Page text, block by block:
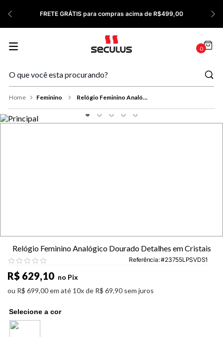
FRETE GRÁTIS para compras acima de R$499,00
0
Feminino Relógio Feminino Analógico Dourado Detalhes em Cristais
Relógio Feminino Analógico Dourado Detalhes em Cristais
Referência: 23755LPSVDS1
R$ 629,10 no Pix
ou R$ 699,00em até 10x de R$ 69,90 sem juros
9º